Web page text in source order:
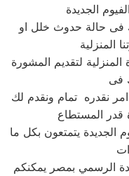
فى حالة حدوث خلل او
لتقديم المشورة
فى
نقدره تمام ونقدم لك
الجديدة يتمتعون بكل ما
الرسمي بمصر يمكنكم